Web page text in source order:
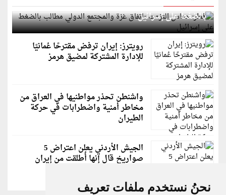
نحنُ نستخدم ملفات تعريف
قطر: حماس التزمت باتفاق غزة والمجتمع الدولي مطالب
بالضغط على إسرائيل
رويترز: إيران ترفض مقترحًا عُمانيًا
للإدارة المشتركة لمضيق هرمز
واشنطن تحذر مواطنيها في العراق من
مخاطر أمنية واضطرابات في حركة
الطيران
الجيش الأردني يعلن اعتراض 5
صواريخ قال إنها أُطلقت من إيران